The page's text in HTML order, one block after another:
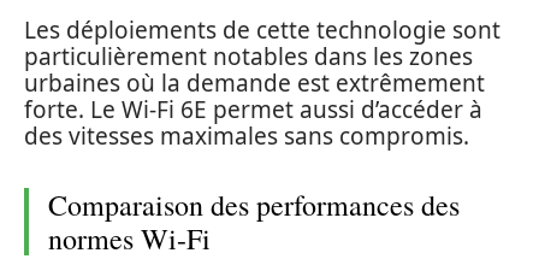
Les déploiements de cette technologie sont
particulièrement notables dans les zones
urbaines où la demande est extrêmement
forte. Le Wi-Fi 6E permet aussi d’accéder à
des vitesses maximales sans compromis.
Comparaison des performances des
normes Wi-Fi